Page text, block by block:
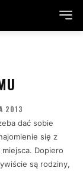
2013
dać sobie
się z
Dopiero
są rodziny,